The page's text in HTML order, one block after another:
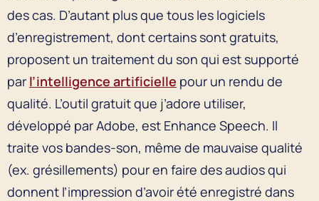
des cas. D’autant plus que tous les logiciels
d’enregistrement, dont certains sont gratuits,
proposent un traitement du son qui est supporté
par l’intelligence artificielle pour un rendu de
qualité. L’outil gratuit que j’adore utiliser,
développé par Adobe, est Enhance Speech. Il
traite vos bandes-son, même de mauvaise qualité
(ex. grésillements) pour en faire des audios qui
donnent l’impression d’avoir été enregistré dans